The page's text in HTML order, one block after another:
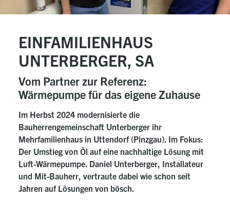
EINFAMILIENHAUS
UNTERBERGER, SA
Vom Partner zur Referenz:
Wärmepumpe für das eigene Zuhause
Im Herbst 2024 modernisierte die
Bauherrengemeinschaft Unterberger ihr
Mehrfamilienhaus in Uttendorf (Pinzgau). Im Fokus:
Der Umstieg von Öl auf eine nachhaltige Lösung mit
Luft-Wärmepumpe. Daniel Unterberger, Installateur
und Mit-Bauherr, vertraute dabei wie schon seit
Jahren auf Lösungen von bösch.